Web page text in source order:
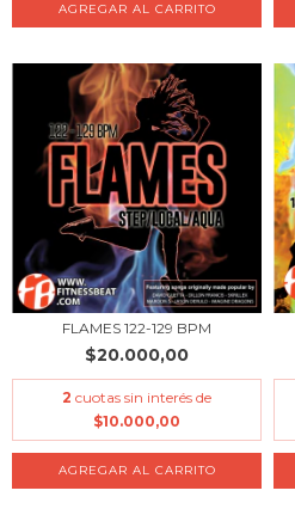
FLAMES 122-129 BPM
$20.000,00
2 cuotas sin interés de
$10.000,00